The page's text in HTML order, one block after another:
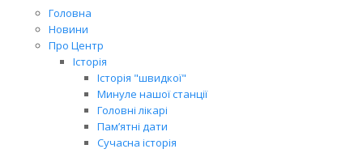
Головна
Новини
Про Центр
Історія
Історія "швидкої"
Минуле нашої станції
Головні лікарі
Пам’ятні дати
Сучасна історія